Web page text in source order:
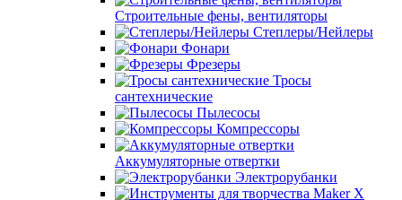
Строительные фены, вентиляторы
Степлеры/Нейлеры
Фонари
Фрезеры
Тросы
сантехнические
Пылесосы
Компрессоры
Аккумуляторные отвертки
Электрорубанки